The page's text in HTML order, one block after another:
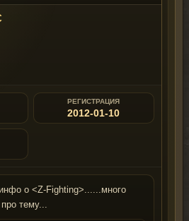
РЕГИСТРАЦИЯ
2012-01-10
инфо о <Z-Fighting>......много
тему...